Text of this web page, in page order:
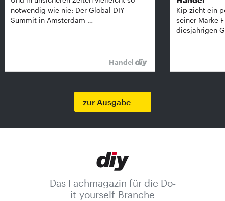
notwendig wie nie: Der Global DIY-
Summit in Amsterdam …
Handel
Kip zieht ein
seiner Marke
diesjährigen
zur Ausgabe
Das Fachmagazin für die Do-
it-yourself-Branche